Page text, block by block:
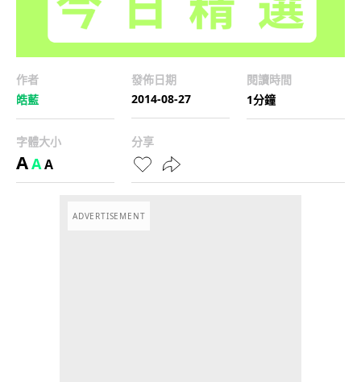
作者
皓藍
發佈日期
2014-08-27
閱讀時間
1分鐘
字體大小
AAA
分享
ADVERTISEMENT